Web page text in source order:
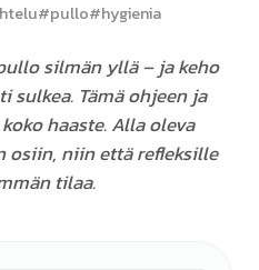
#pullo#hygienia
silmän yllä – ja keho
sulkea. Tämä ohjeen ja
haaste. Alla oleva
osiin, niin että refleksille
tilaa.